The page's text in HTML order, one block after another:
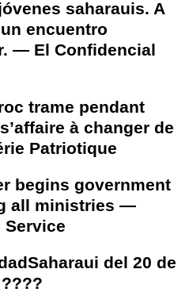
saharauis. A
encuentro
— El Confidencial
trame pendant
à changer de
Patriotique
begins government
all ministries —
Service
del 20 de